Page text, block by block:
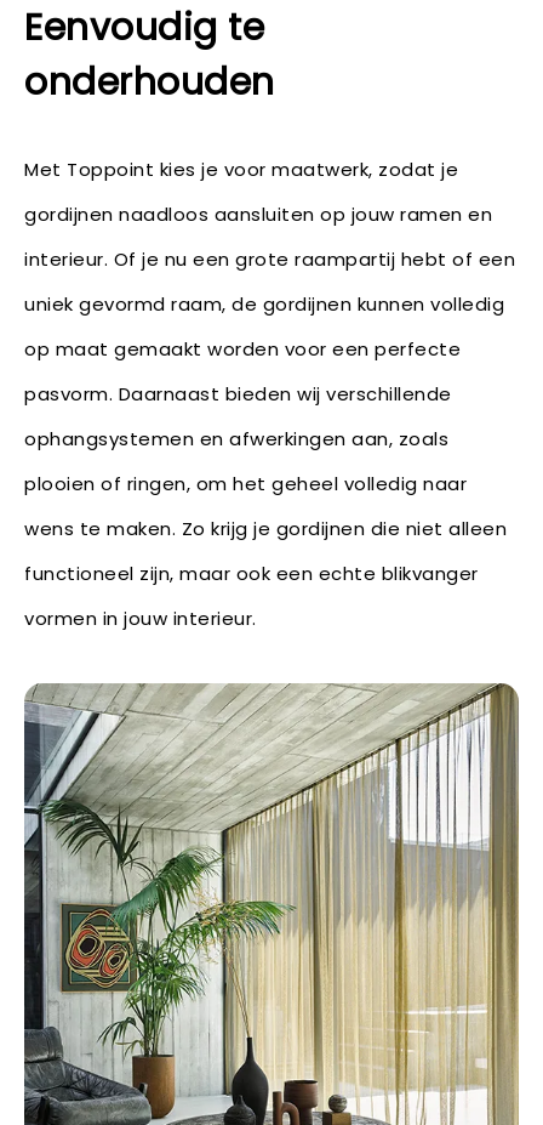
Eenvoudig te
onderhouden
Met Toppoint kies je voor maatwerk, zodat je
gordijnen naadloos aansluiten op jouw ramen en
interieur. Of je nu een grote raampartij hebt of een
uniek gevormd raam, de gordijnen kunnen volledig
op maat gemaakt worden voor een perfecte
pasvorm. Daarnaast bieden wij verschillende
ophangsystemen en afwerkingen aan, zoals
plooien of ringen, om het geheel volledig naar
wens te maken. Zo krijg je gordijnen die niet alleen
functioneel zijn, maar ook een echte blikvanger
vormen in jouw interieur.